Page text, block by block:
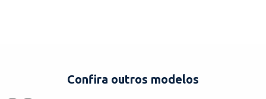
Confira outros modelos